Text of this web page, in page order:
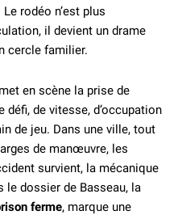
Le rodéo n’est plus
il devient un drame
cercle familier.
en scène la prise de
de vitesse, d’occupation
de jeu. Dans une ville, tout
de manœuvre, les
survient, la mécanique
le dossier de Basseau, la
ferme, marque une